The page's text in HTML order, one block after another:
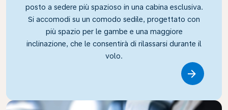
posto a sedere più spazioso in una cabina esclusiva.
Si accomodi su un comodo sedile, progettato con
più spazio per le gambe e una maggiore
inclinazione, che le consentirà di rilassarsi durante il
volo.